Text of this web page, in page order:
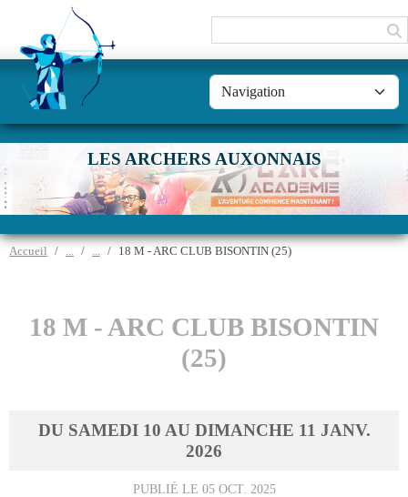
LES ARCHERS AUXONNAIS
Accueil 18 M - ARC CLUB BISONTIN (25)
18 M - ARC CLUB BISONTIN
(25)
DU SAMEDI 10 AU DIMANCHE 11 JANV.
2026
PUBLIÉ LE 05 OCT. 2025
Panneau de gestion des cookies